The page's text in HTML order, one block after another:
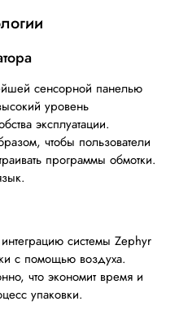
сенсорной панелью
уровень
эксплуатации.
чтобы пользователи
программы обмотки.
системы Zephyr
с помощью воздуха.
что экономит время и
упаковки.